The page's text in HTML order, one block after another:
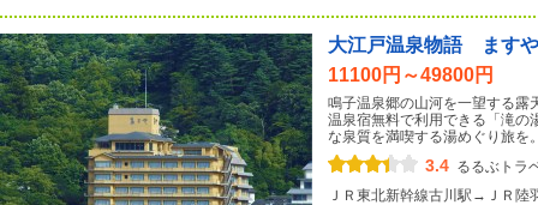
大江戸温泉物語 ますや
11100円～49800円
鳴子温泉郷の山河を一望する露
温泉宿無料で利用できる「滝の
な泉質を満喫する湯めぐり旅を
3.4 るるぶトラ
ＪＲ東北新幹線古川駅→ＪＲ陸